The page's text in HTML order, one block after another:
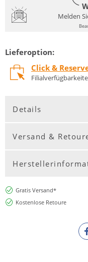
Melden
Lieferoption:
Click &
Details
Versand &
Gratis Versand*
Kostenlose Retoure